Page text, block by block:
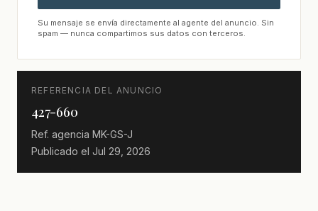
Su mensaje se envía directamente al agente del anuncio. Sin
spam — nunca compartimos sus datos con terceros.
REFERENCIA DEL ANUNCIO
427-660
Ref. agencia MK-GS-J
Publicado el Jul 29, 2026